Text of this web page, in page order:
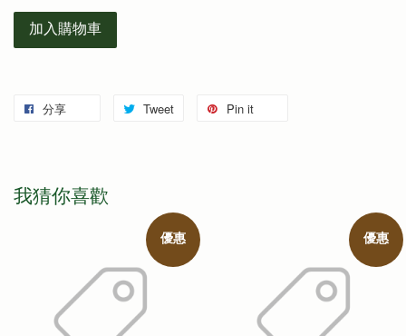
加入購物車
分享 Tweet Pin it
我猜你喜歡
優惠 優惠